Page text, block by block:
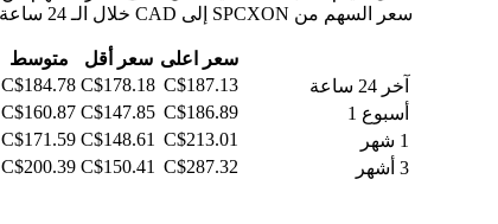
سعر السهم من SPCXON إلى CAD خلال الـ 24 ساعة الماضية، والـ 30 يومًا الماضية، والـ 90 يومًا الماضية.
سعر اعلى سعر أقل متوسط
آخر 24 ساعة
C$187.13
C$178.18
C$184.78
أسبوع 1
C$186.89
C$147.85
C$160.87
1 شهر
C$213.01
C$148.61
C$171.59
3 أشهر
C$287.32
C$150.41
C$200.39